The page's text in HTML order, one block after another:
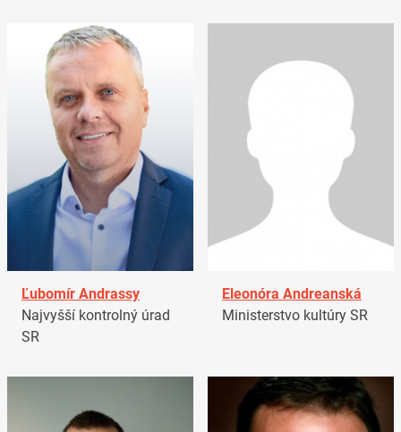
Ľubomír Andrassy
Najvyšší kontrolný úrad
SR
Eleonóra Andreanská
Ministerstvo kultúry SR